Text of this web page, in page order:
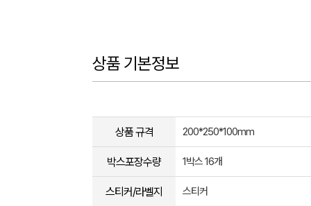
상품 기본정보
상품 규격 200*250*100mm
박스포장수량 1박스 16개
스티커/라벨지 스티커